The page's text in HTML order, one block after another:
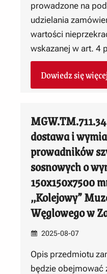
prowadzone na
udzielania
wartości
wskazanej w art. 4
Dowiedz się
dostawa i
prowadników
sosnowych o
150x150x7500
,,Kolejowy”
Węglowego w
2025-08-07
Opis przedmiotu
będzie obejmować